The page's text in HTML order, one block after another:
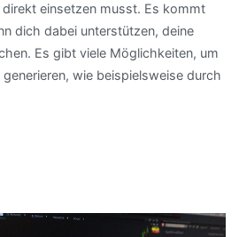
einsetzen musst. Es kommt
dich dabei unterstützen, deine
Es gibt viele Möglichkeiten, um
wie beispielsweise durch